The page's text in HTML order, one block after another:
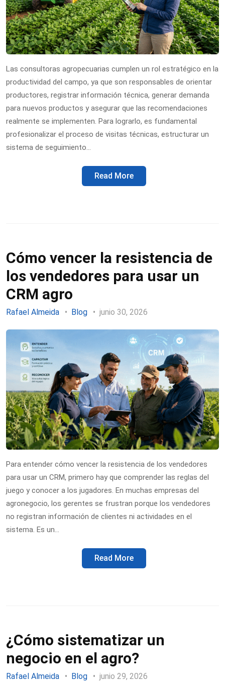
Las consultoras agropecuarias cumplen un rol estratégico en la
productividad del campo, ya que son responsables de orientar
productores, registrar información técnica, generar demanda
para nuevos productos y asegurar que las recomendaciones
realmente se implementen. Para lograrlo, es fundamental
profesionalizar el proceso de visitas técnicas, estructurar un
sistema de seguimiento…
Read More
Cómo vencer la resistencia de
los vendedores para usar un
CRM agro
Rafael Almeida Blog junio 30, 2026
Para entender cómo vencer la resistencia de los vendedores
para usar un CRM, primero hay que comprender las reglas del
juego y conocer a los jugadores. En muchas empresas del
agronegocio, los gerentes se frustran porque los vendedores
no registran información de clientes ni actividades en el
sistema. Es un…
Read More
¿Cómo sistematizar un
negocio en el agro?
Rafael Almeida Blog junio 29, 2026